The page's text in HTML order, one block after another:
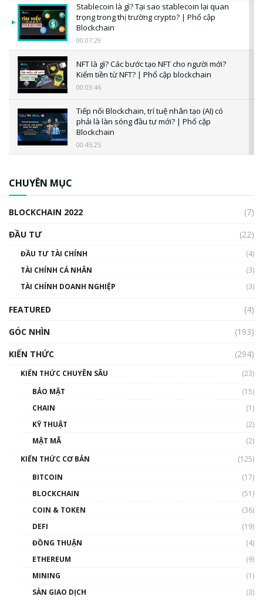
Stablecoin là gì? Tại sao stablecoin lại quan
trọng trong thị trường crypto? | Phổ cập
Blockchain
00:07:29
NFT là gì? Các bước tạo NFT cho người mới?
Kiếm tiền từ NFT? | Phổ cập blockchain
00:03:46
Tiếp nối Blockchain, trí tuệ nhân tạo (AI) có
phải là làn sóng đầu tư mới? | Phổ cập
Blockchain
00:45:25
00:02:14
Nhìn lại năm 2022: Những sự kiện ảnh hưởng
đến hệ sinh thái tiền mã hoá | Phổ cập
00:43:47
như thể nào?
00:39:31
Phổ cập Blockchain
thống & Crypto qua các cuộc chiến | Phổ cập
CHUYÊN MỤC
BLOCKCHAIN 2022
(7)
ĐẦU TƯ
(22)
ĐẦU TƯ TÀI CHÍNH
(4)
TÀI CHÍNH CÁ NHÂN
(3)
TÀI CHÍNH DOANH NGHIỆP
(3)
FEATURED
(4)
GÓC NHÌN
(193)
KIẾN THỨC
(294)
KIẾN THỨC CHUYÊN SÂU
(23)
BẢO MẬT
(15)
CHAIN
(1)
KỸ THUẬT
(2)
MẬT MÃ
(2)
KIẾN THỨC CƠ BẢN
(125)
BITCOIN
(17)
BLOCKCHAIN
(51)
COIN & TOKEN
(36)
DEFI
(19)
ĐỒNG THUẬN
(4)
ETHEREUM
(9)
MINING
(1)
SÀN GIAO DỊCH
(3)